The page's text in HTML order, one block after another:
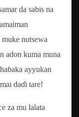
da sabis na
nutsewa
adon kuma muna
ayyukan
daɗi tare!
za mu lalata